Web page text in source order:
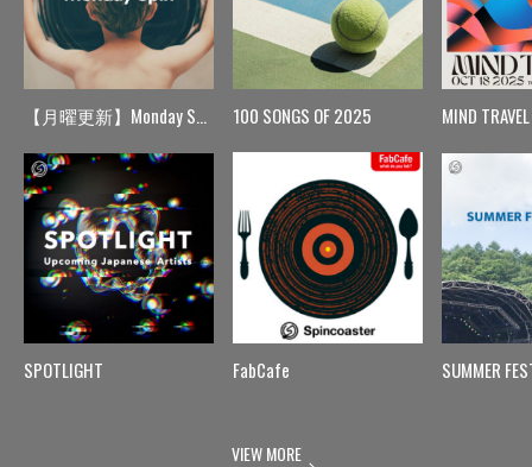
【月曜更新】Monday Spin
SPOTLIGHT
100 SONGS OF 2025
FabCafe
MIND TRAVEL
SUMMER
VIEW MORE